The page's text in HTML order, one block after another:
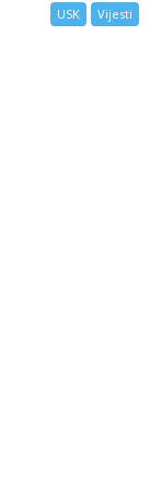
USK Vijesti